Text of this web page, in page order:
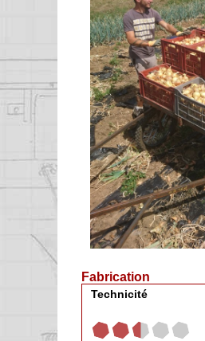
Fabrication
Technicité